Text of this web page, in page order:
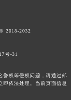
2018-2032
号-31
誉权等侵权问题，请通过邮
即依法处理。当前页面信息